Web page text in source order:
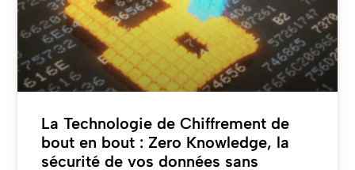
La Technologie de Chiffrement de
bout en bout : Zero Knowledge, la
sécurité de vos données sans